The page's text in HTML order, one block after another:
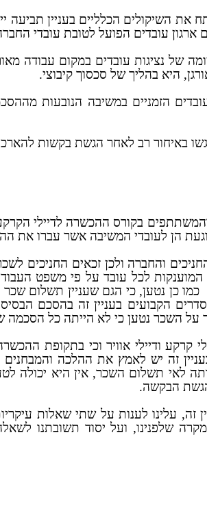
את השיקולים הכלליים בעניין תביעה
עובדים הפועל לטובת עובדי
של נציגות עובדים במקום עבודה
היא בהליך של סכסוך קיבוצי.
של העובדים הזמניים במשיבה
באיחור רב לאחר הגשת בקשות
בקורס ההכשרה לדיילי
הן לעובדי המשיבה אשר עברו את
והחברה ולכן זכאים החניכים
המוענקות לכל עובד על פי משפט
כמו כן נטען, כי הגם שעניין תשלום
הקבועים בעניין זה בהסכם
השכר נטען כי לא הייתה כל הסכמה
קרקע ודיילי אוויר וכי בתקופת
זה יש לאמץ את ההלכה
לאי תשלום השכר, אין היא יכולה
הגשת הבקשה.
עלינו לענות על שתי שאלות
שלפנינו, ועל יסוד תשובתנו